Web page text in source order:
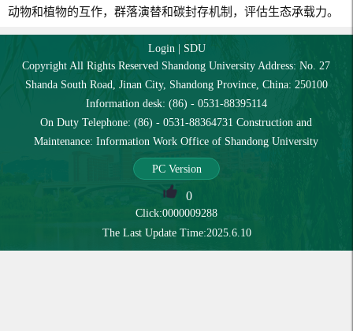
动物和植物的互作，群落演替和碳封存机制，评估生态承载力。
Login| SDU
Copyright All Rights Reserved Shandong University Address: No. 27
Shanda South Road, Jinan City, Shandong Province, China: 250100
Information desk: (86) - 0531-88395114
On Duty Telephone: (86) - 0531-88364731 Construction and
Maintenance: Information Work Office of Shandong University
PC Version
0
Click:0000009288
The Last Update Time:2025.6.10